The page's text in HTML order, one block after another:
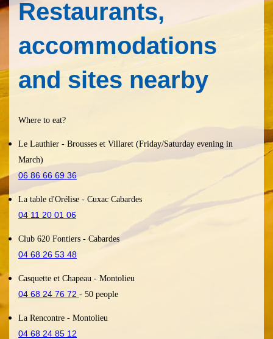
Restaurants,
accommodations
and sites nearby
Where to eat?
Le Lauthier - Brousses et Villaret (Friday/Saturday evening in
March)
06 86 66 69 36
La table d'Orélise - Cuxac Cabardes
04 11 20 01 06
Club 620 Fontiers - Cabardes
04 68 26 53 48
Casquette et Chapeau - Montolieu
04 68 24 76 72 - 50 people
La Rencontre - Montolieu
04 68 24 85 12